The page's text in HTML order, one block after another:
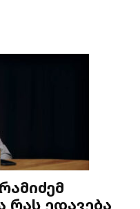
რას ედავება